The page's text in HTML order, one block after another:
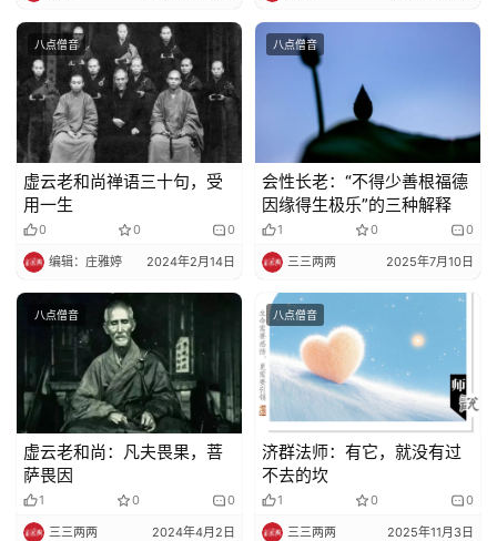
八点僧音
虚云老和尚禅语三十句，受
用一生
0 0 0
编辑：庄雅婷 2024年2月14日
八点僧音
会性长老：“不得少善根福德
因缘得生极乐”的三种解释
1 0 0
三三两两 2025年7月10日
八点僧音
虚云老和尚：凡夫畏果，菩
萨畏因
1 0 0
三三两两 2024年4月2日
八点僧音
济群法师：有它，就没有过
不去的坎
1 0 0
三三两两 2025年11月3日